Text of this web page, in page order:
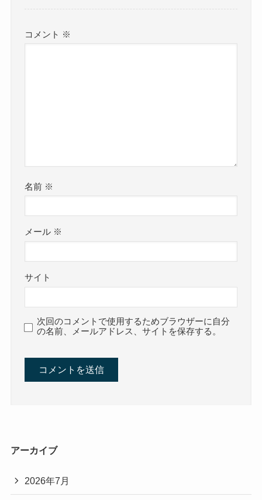
コメント ※
名前 ※
メール ※
サイト
次回のコメントで使用するためブラウザーに自分
の名前、メールアドレス、サイトを保存する。
アーカイブ
2026年7月